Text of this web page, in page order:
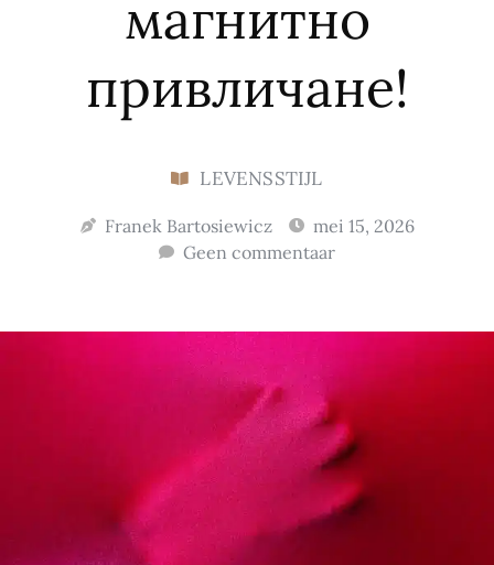
магнитно
привличане!
LEVENSSTIJL
Franek Bartosiewicz
mei 15, 2026
Geen commentaar